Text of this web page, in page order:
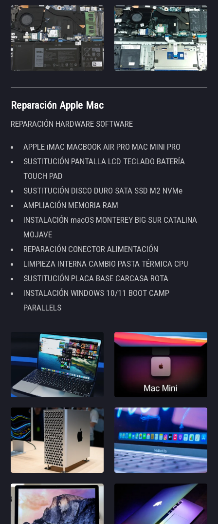
Reparación Apple Mac
REPARACIÓN HARDWARE SOFTWARE
APPLE iMAC MACBOOK AIR PRO MAC MINI PRO
SUSTITUCIÓN PANTALLA LCD TECLADO BATERÍA
TOUCH PAD
SUSTITUCIÓN DISCO DURO SATA SSD M2 NVMe
AMPLIACIÓN MEMORIA RAM
INSTALACIÓN macOS MONTEREY BIG SUR CATALINA
MOJAVE
REPARACIÓN CONECTOR ALIMENTACIÓN
LIMPIEZA INTERNA CAMBIO PASTA TÉRMICA CPU
SUSTITUCIÓN PLACA BASE CARCASA ROTA
INSTALACIÓN WINDOWS 10/11 BOOT CAMP
PARALLELS